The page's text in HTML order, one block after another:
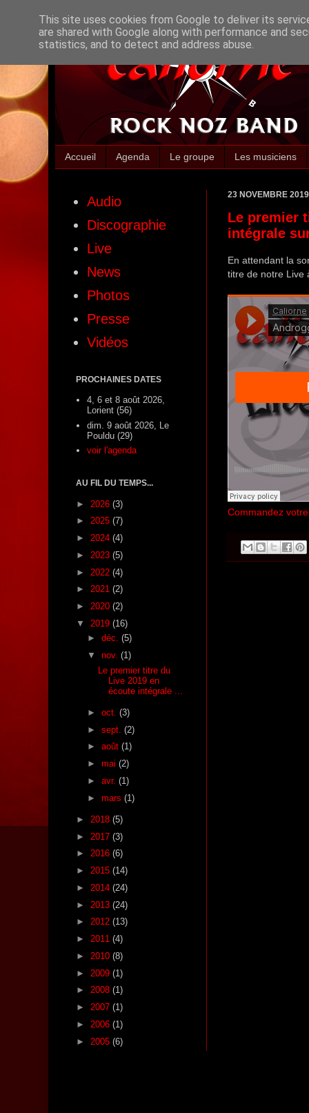
Accueil Agenda Le groupe Les musiciens
23 NOVEMBRE 2019
Le premier
intégrale
En attendant la
titre de notre Live
Commandez
Audio
Discographie
Live
News
Photos
Presse
Vidéos
PROCHAINES DATES
4, 6 et 8 août 2026,
Lorient (56)
dim. 9 août 2026, Le
Pouldu (29)
voir l'agenda
AU FIL DU TEMPS...
► 2026 (3)
► 2025 (7)
► 2024 (4)
► 2023 (5)
► 2022 (4)
► 2021 (2)
► 2020 (2)
▼ 2019 (16)
► déc. (5)
▼ nov. (1)
Le premier titre du
Live 2019 en
écoute intégrale ...
► oct. (3)
► sept. (2)
► août (1)
► mai (2)
► avr. (1)
► mars (1)
► 2018 (5)
► 2017 (3)
► 2016 (6)
► 2015 (14)
► 2014 (24)
► 2013 (24)
► 2012 (13)
► 2011 (4)
► 2010 (8)
► 2009 (1)
► 2008 (1)
► 2007 (1)
► 2006 (1)
► 2005 (6)
This site uses cookies from Google to deliver its
are shared with Google along with performance and
statistics, and to detect and address abuse.